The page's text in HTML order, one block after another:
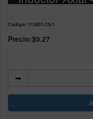
Codigo: 113651-C5-1
Precio:$0.27